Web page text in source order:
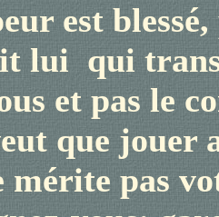
est
lui qui
et pas le
que jouer
mérite pas